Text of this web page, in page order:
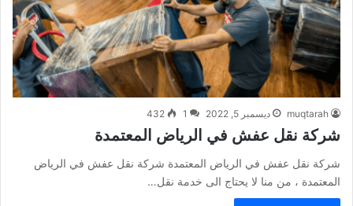
muqtarah ديسمبر 5, 2022 1
432
شركة نقل عفش في الرياض المعتمدة
شركة نقل عفش في الرياض المعتمدة شركة نقل عفش في الرياض
المعتمدة ، من منا لا يحتاج الى خدمة نقل…